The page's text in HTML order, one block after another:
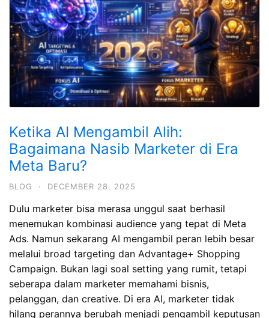
Ketika AI Mengambil Alih:
Bagaimana Nasib Marketer di Era
Meta Baru?
BLOG · DECEMBER 28, 2025
Dulu marketer bisa merasa unggul saat berhasil
menemukan kombinasi audience yang tepat di Meta
Ads. Namun sekarang AI mengambil peran lebih besar
melalui broad targeting dan Advantage+ Shopping
Campaign. Bukan lagi soal setting yang rumit, tetapi
seberapa dalam marketer memahami bisnis,
pelanggan, dan creative. Di era AI, marketer tidak
hilang perannya berubah menjadi pengambil keputusan